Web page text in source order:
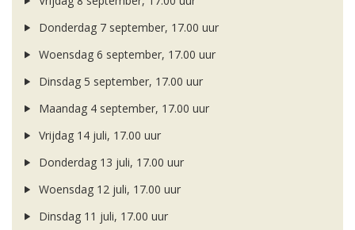
Donderdag 7 september, 17.00 uur
Woensdag 6 september, 17.00 uur
Dinsdag 5 september, 17.00 uur
Maandag 4 september, 17.00 uur
Vrijdag 14 juli, 17.00 uur
Donderdag 13 juli, 17.00 uur
Woensdag 12 juli, 17.00 uur
Dinsdag 11 juli, 17.00 uur